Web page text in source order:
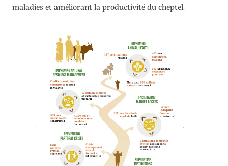
maladies et améliorant la productivité du cheptel.